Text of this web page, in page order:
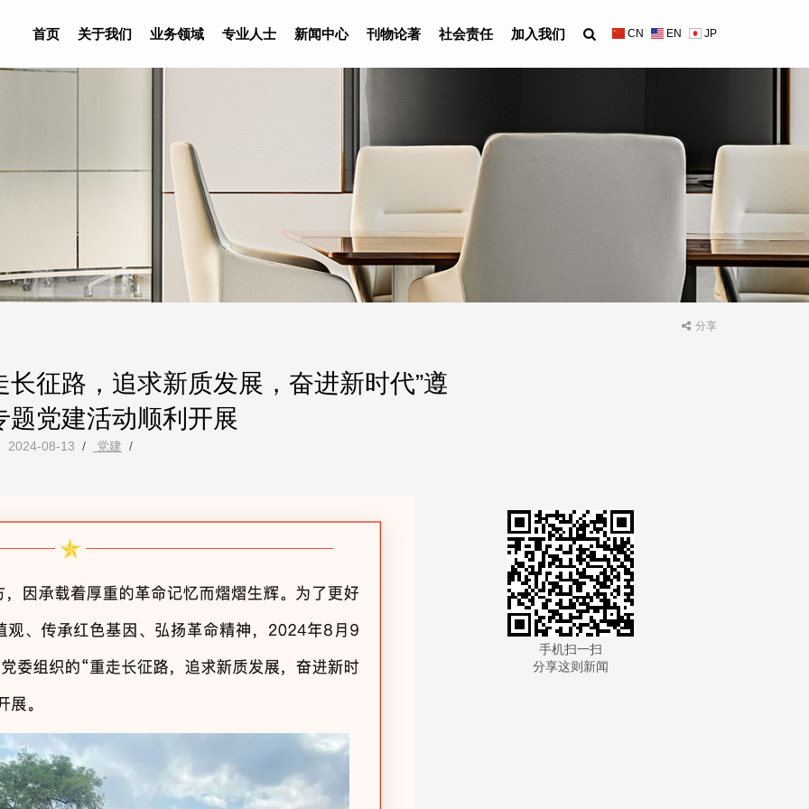
首页 关于我们 业务领域 专业人士 新闻中心 刊物论著 社会责任 加入我们 CN EN JP
分享
征路，追求新质发展，奋进新时代”遵
题党建活动顺利开展
2024-08-13 / 党建 /
手机扫一扫
分享这则新闻